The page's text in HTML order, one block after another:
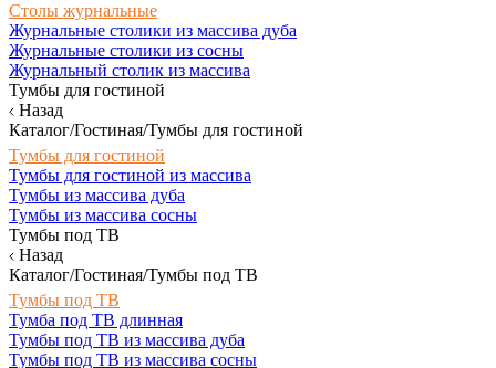
Столы журнальные
Журнальные столики из массива дуба
Журнальные столики из сосны
Журнальный столик из массива
Тумбы для гостиной
Назад
Каталог/Гостиная/Тумбы для гостиной
Тумбы для гостиной
Тумбы для гостиной из массива
Тумбы из массива дуба
Тумбы из массива сосны
Тумбы под ТВ
Назад
Каталог/Гостиная/Тумбы под ТВ
Тумбы под ТВ
Тумба под ТВ длинная
Тумбы под ТВ из массива дуба
Тумбы под ТВ из массива сосны